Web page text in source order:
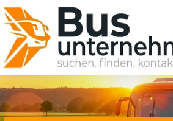
Skip
to
content